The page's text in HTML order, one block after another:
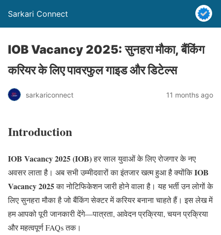
Sarkari Connect
IOB Vacancy 2025: सुनहरा मौका, बैंकिंग
करियर के लिए पावरफुल गाइड और डिटेल्स
sarkariconnect 11 months ago
Introduction
IOB Vacancy 2025 (IOB)हर साल युवाओं के लिए रोजगार के नए
अवसर लाता है। अब सभी उम्मीदवारों का इंतजार खत्म हुआ है क्योंकिIOB
Vacancy 2025का नोटिफिकेशन जारी होने वाला है। यह भर्ती उन लोगों के
लिए सुनहरा मौका है जो बैंकिंग सेक्टर में करियर बनाना चाहते हैं। इस लेख में
हम आपको पूरी जानकारी देंगे—पात्रता, आवेदन प्रक्रिया, चयन प्रक्रिया
और महत्वपूर्ण FAQs तक।